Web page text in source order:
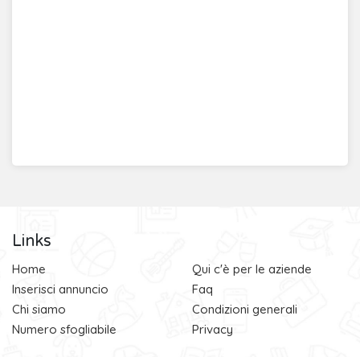
Links
Home
Inserisci annuncio
Chi siamo
Numero sfogliabile
Qui c'è per le aziende
Faq
Condizioni generali
Privacy